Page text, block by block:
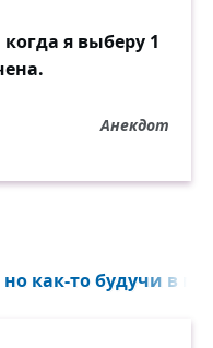
я выберу 1
Анекдот
как-то будучи в